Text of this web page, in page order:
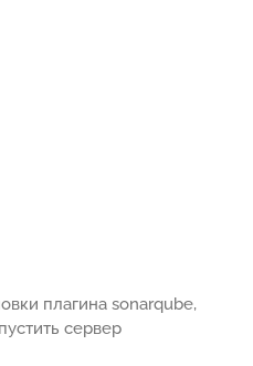
плагина sonarqube,
сервер